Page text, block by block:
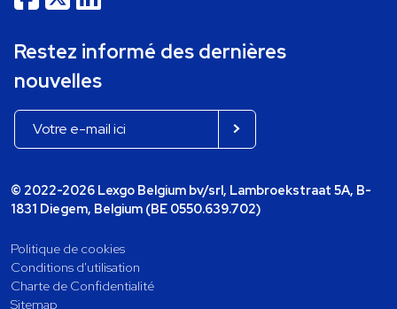
Restez informé des dernières
nouvelles
© 2022-2026 Lexgo Belgium bv/srl, Lambroekstraat 5A, B-
1831 Diegem, Belgium (BE 0550.639.702)
Politique de cookies
Conditions d'utilisation
Charte de Confidentialité
Sitemap